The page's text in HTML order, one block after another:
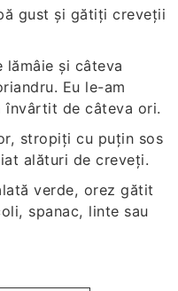
gust şi gătiţi creveţii
lămâie şi câteva
Eu le-am
învârtit de câteva ori.
stropiţi cu puţin sos
alături de creveţi.
verde, orez gătit
spanac, linte sau